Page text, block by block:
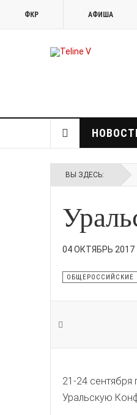
ФКР АФИША
ВЫ ЗДЕСЬ:
04 ОКТЯБРЬ 2017
ОБЩЕРОССИЙСКИЕ
21-24
Уральскую